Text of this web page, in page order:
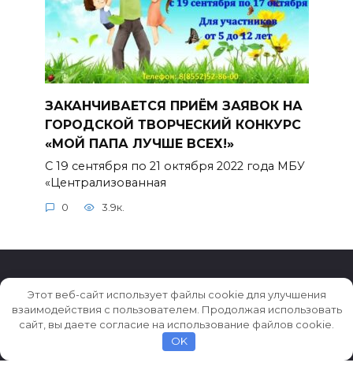
ЗАКАНЧИВАЕТСЯ ПРИЁМ ЗАЯВОК НА
ГОРОДСКОЙ ТВОРЧЕСКИЙ КОНКУРС
«МОЙ ПАПА ЛУЧШЕ ВСЕХ!»
С 19 сентября по 21 октября 2022 года МБУ
«Централизованная
0 3.9к.
© 2026 Истории ★ Новости ★ Факты ★ Очерки
Этот веб-сайт использует файлы cookie для улучшения
взаимодействия с пользователем. Продолжая использовать
сайт, вы даете согласие на использование файлов cookie.
OK